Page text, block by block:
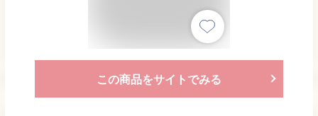
この商品をサイトでみる